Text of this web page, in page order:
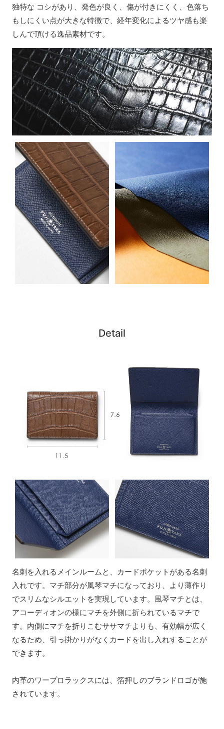
独特な コシがあり、発色が良く、傷が付きにくく、色落ち
もしにくい点が大きな特徴で、経年変化によるツヤ感も楽
しんで頂ける逸品素材です。
Detail
名刺を入れるメインルームと、カードポケットがある名刺
入れです。マチ部分が風琴マチになっており、より薄作り
でスリムなシルエットを実現しています。風琴マチとは、
アコーディオンの様にマチを外側に折られているマチで
す。内側にマチを折りこむササマチよりも、有効幅が広く
なるため、引っ掛かりがなくカードを出し入れすることが
できます。
内革のワープロラックスには、箔押しのブランドロゴが施
されています。